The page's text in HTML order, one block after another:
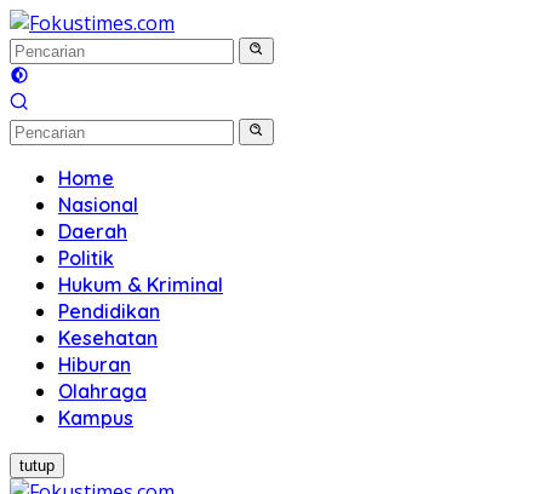
Langsung
ke
konten
Home
Nasional
Daerah
Politik
Hukum & Kriminal
Pendidikan
Kesehatan
Hiburan
Olahraga
Kampus
tutup